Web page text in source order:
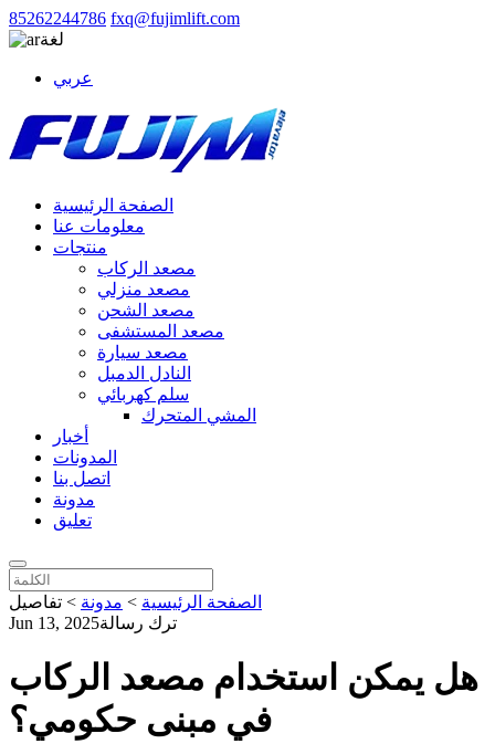
85262244786 fxq@fujimlift.com
لغة
عربي
الصفحة الرئيسية
معلومات عنا
منتجات
مصعد الركاب
مصعد منزلي
مصعد الشحن
مصعد المستشفى
مصعد سيارة
النادل الدمبل
سلم كهربائي
المشي المتحرك
أخبار
المدونات
اتصل بنا
مدونة
تعليق
الصفحة الرئيسية > مدونة > تفاصيل
Jun 13, 2025ترك رسالة
هل يمكن استخدام مصعد الركاب
في مبنى حكومي؟